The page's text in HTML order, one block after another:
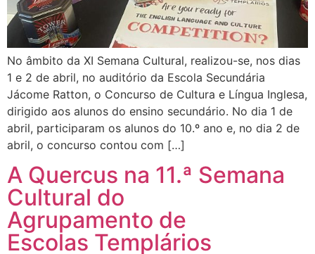
No âmbito da XI Semana Cultural, realizou-se, nos dias
1 e 2 de abril, no auditório da Escola Secundária
Jácome Ratton, o Concurso de Cultura e Língua Inglesa,
dirigido aos alunos do ensino secundário. No dia 1 de
abril, participaram os alunos do 10.º ano e, no dia 2 de
abril, o concurso contou com […]
A Quercus na 11.ª Semana
Cultural do
Agrupamento de
Escolas Templários